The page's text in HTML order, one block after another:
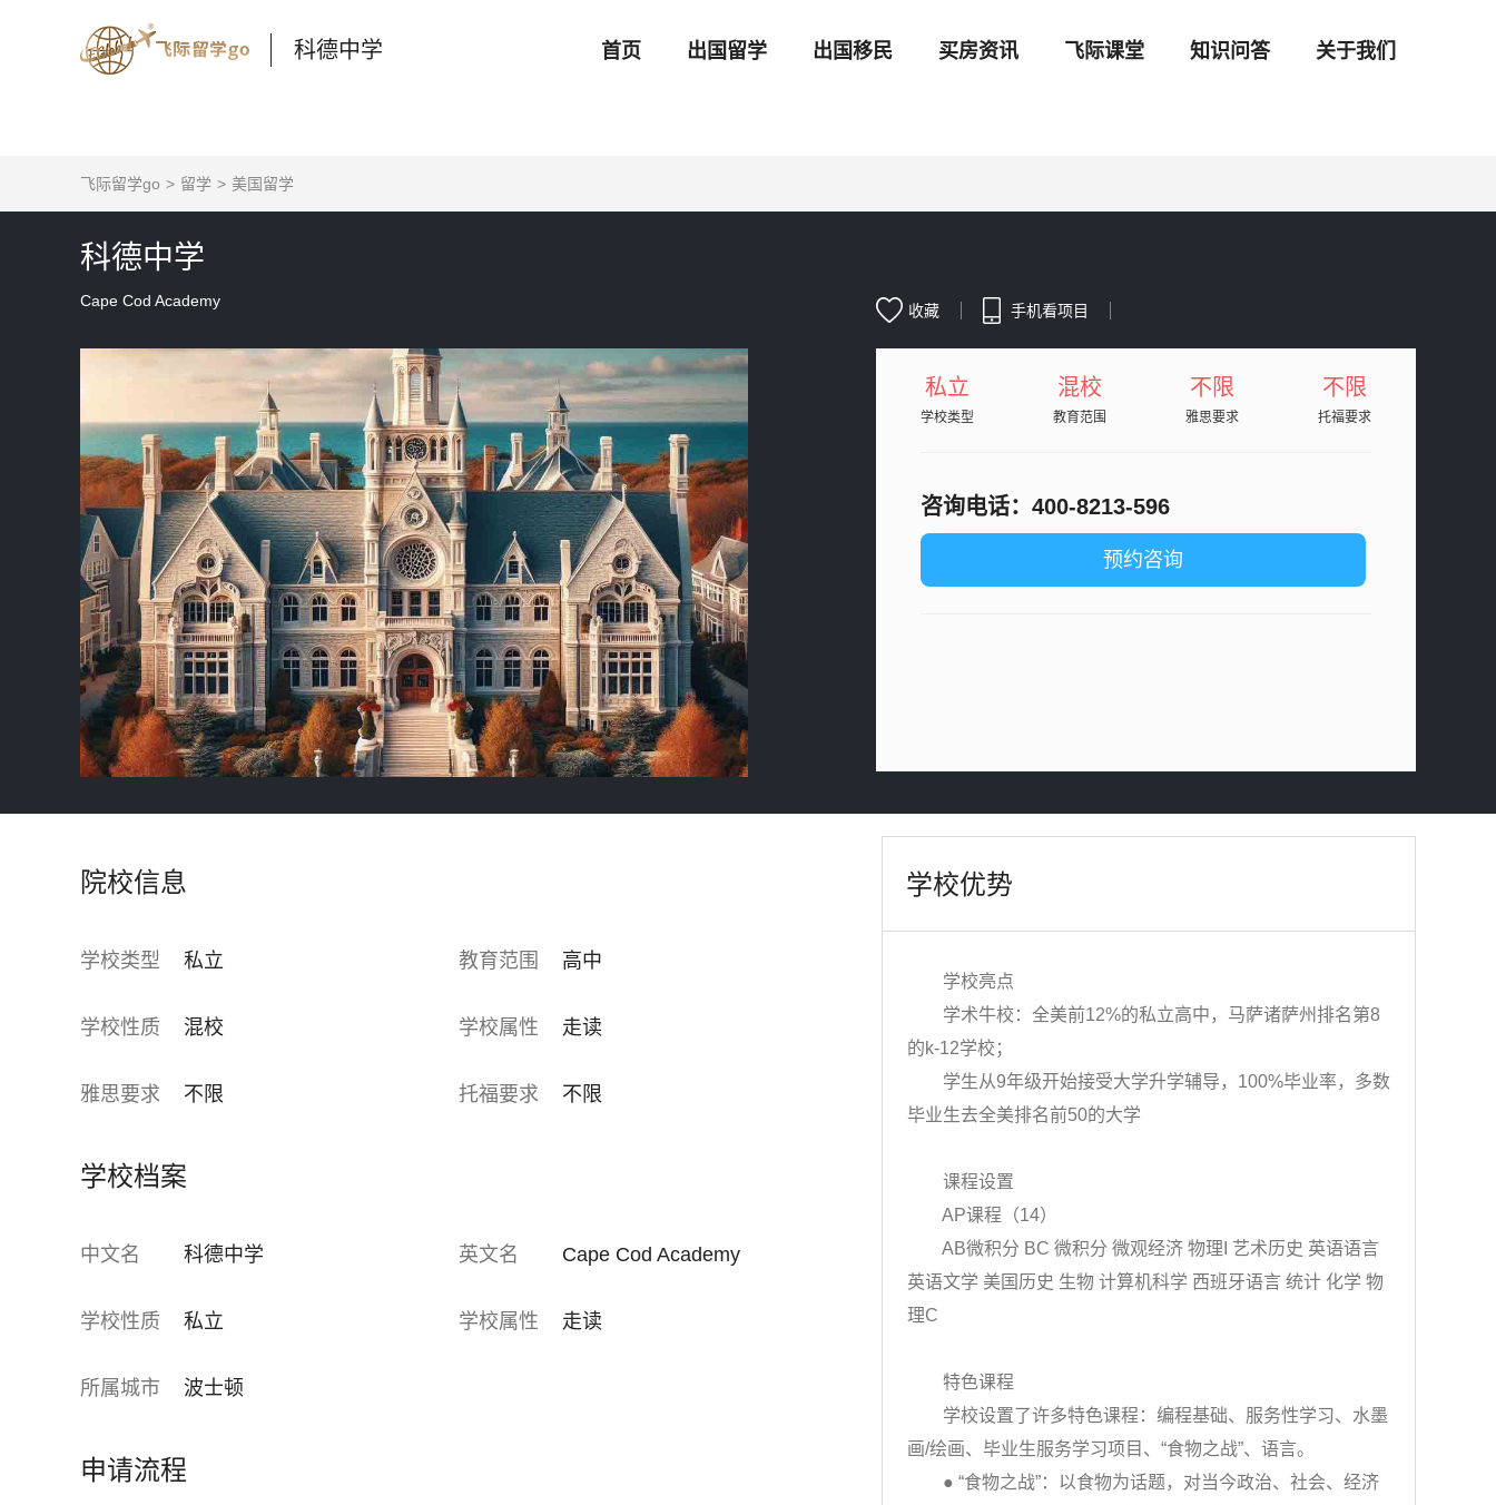
科德中学 首页 出国留学 出国移民 买房资讯 飞际课堂 知识问答 关于我们
飞际留学go 留学 美国留学
科德中学
Cape Cod Academy
收藏 手机看项目
私立
学校类型
混校
教育范围
不限
雅思要求
不限
托福要求
咨询电话：400-8213-596
预约咨询
院校信息
学校类型 私立 教育范围 高中
学校性质 混校 学校属性 走读
雅思要求 不限 托福要求 不限
学校档案
中文名 科德中学 英文名 Cape Cod Academy
学校性质 私立 学校属性 走读
所属城市 波士顿
申请流程
学校优势
学校亮点
学术牛校：全美前12%的私立高中，马萨诸萨州排名第8
的k-12学校；
学生从9年级开始接受大学升学辅导，100%毕业率，多数
毕业生去全美排名前50的大学
课程设置
AP课程（14）
AB微积分 BC 微积分 微观经济 物理I 艺术历史 英语语言
英语文学 美国历史 生物 计算机科学 西班牙语言 统计 化学 物
理C
特色课程
学校设置了许多特色课程：编程基础、服务性学习、水墨
画/绘画、毕业生服务学习项目、“食物之战”、语言。
● “食物之战”：以食物为话题，对当今政治、社会、经济